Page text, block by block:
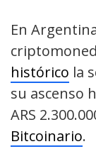
En
histórico la
su ascenso
ARS
Bitcoinario.